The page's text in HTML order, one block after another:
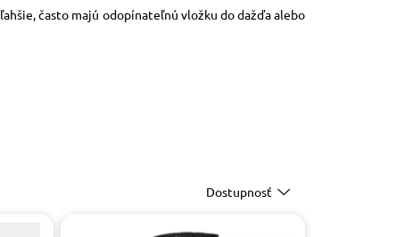
často majú odopínateľnú vložku do dažďa alebo
Dostupnosť